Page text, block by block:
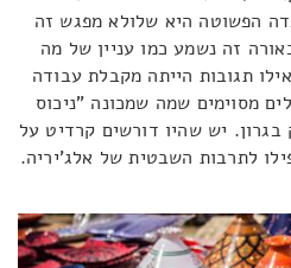
הפשוטה היא שלולא מפגש זה
זה נשמע כמו עניין של מה
תגובות הייתה מקבלת עבודה
מסוימים שמה שמכונה "ניכוס
יש שהיו דורשים קרדיט על
לתרבות השבטית של אלג'יריה.